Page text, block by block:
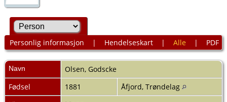
Personlig informasjon | Hendelseskart| Alle | PDF
Navn Olsen, Godscke
Fødsel
1881
Åfjord, Trøndelag